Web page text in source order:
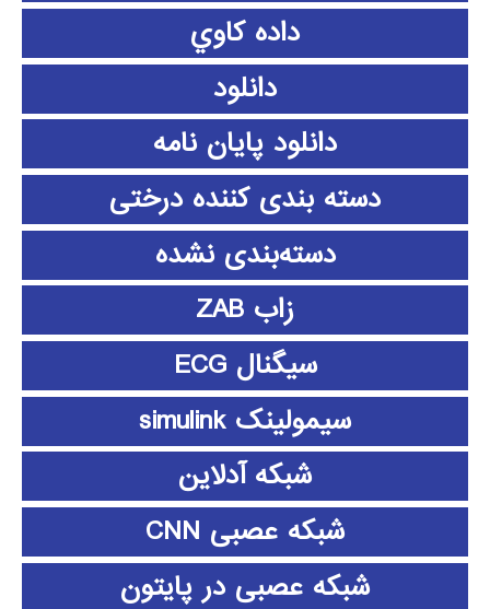
داده كاوي
دانلود
دانلود پايان نامه
دسته بندی کننده درختی
دسته‌بندی نشده
زاب ZAB
سیگنال ECG
سیمولینک simulink
شبکه آدلاین
شبکه عصبی CNN
شبکه عصبی در پایتون